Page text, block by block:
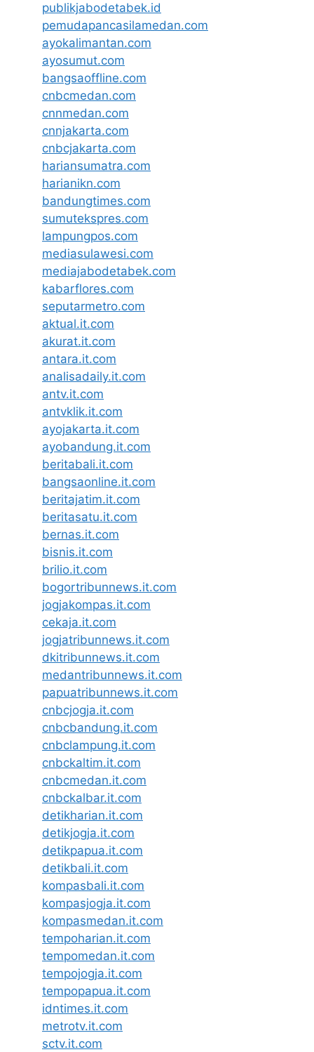
publikjabodetabek.id
pemudapancasilamedan.com
ayokalimantan.com
ayosumut.com
bangsaoffline.com
cnbcmedan.com
cnnmedan.com
cnnjakarta.com
cnbcjakarta.com
hariansumatra.com
harianikn.com
bandungtimes.com
sumutekspres.com
lampungpos.com
mediasulawesi.com
mediajabodetabek.com
kabarflores.com
seputarmetro.com
aktual.it.com
akurat.it.com
antara.it.com
analisadaily.it.com
antv.it.com
antvklik.it.com
ayojakarta.it.com
ayobandung.it.com
beritabali.it.com
bangsaonline.it.com
beritajatim.it.com
beritasatu.it.com
bernas.it.com
bisnis.it.com
brilio.it.com
bogortribunnews.it.com
jogjakompas.it.com
cekaja.it.com
jogjatribunnews.it.com
dkitribunnews.it.com
medantribunnews.it.com
papuatribunnews.it.com
cnbcjogja.it.com
cnbcbandung.it.com
cnbclampung.it.com
cnbckaltim.it.com
cnbcmedan.it.com
cnbckalbar.it.com
detikharian.it.com
detikjogja.it.com
detikpapua.it.com
detikbali.it.com
kompasbali.it.com
kompasjogja.it.com
kompasmedan.it.com
tempoharian.it.com
tempomedan.it.com
tempojogja.it.com
tempopapua.it.com
idntimes.it.com
metrotv.it.com
sctv.it.com